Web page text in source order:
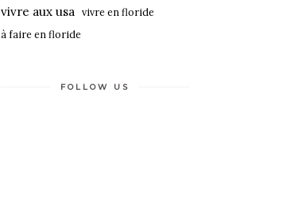
vivre aux usa vivre en floride
à faire en floride
FOLLOW US